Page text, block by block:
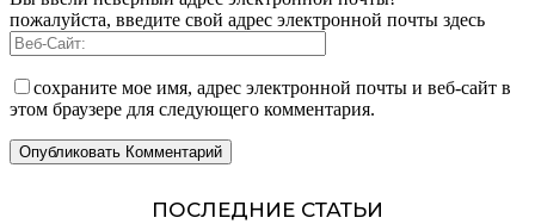
пожалуйста, введите свой адрес электронной почты здесь
сохраните мое имя, адрес электронной почты и веб-сайт в
этом браузере для следующего комментария.
ПОСЛЕДНИЕ СТАТЬИ